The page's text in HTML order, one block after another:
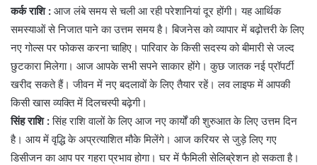
कर्क राशि : आज लंबे समय से चली आ रही परेशानियां दूर होंगी। यह आर्थिक
समस्याओं से निजात पाने का उत्तम समय है। बिजनेस को व्यापार में बढ़ोत्तरी के लिए
नए गोल्स पर फोकस करना चाहिए। पारिवार के किसी सदस्य को बीमारी से जल्द
छुटकारा मिलेगा। आज आपके सभी सपने साकार होंगे। कुछ जातक नई प्रॉपर्टी
खरीद सकते हैं। जीवन में नए बदलावों के लिए तैयार रहें। लव लाइफ में आपकी
किसी खास व्यक्ति में दिलचस्पी बढ़ेगी।
सिंह राशि :सिंह राशि वालों के लिए आज नए कार्यों की शुरुआत के लिए उत्तम दिन
है। आय में वृद्धि के अप्रत्याशित मौके मिलेंगे। आज करियर से जुड़े लिए गए
डिसीजन का आप पर गहरा प्रभाव होगा। घर में फैमिली सेलिब्रेशन हो सकता है।